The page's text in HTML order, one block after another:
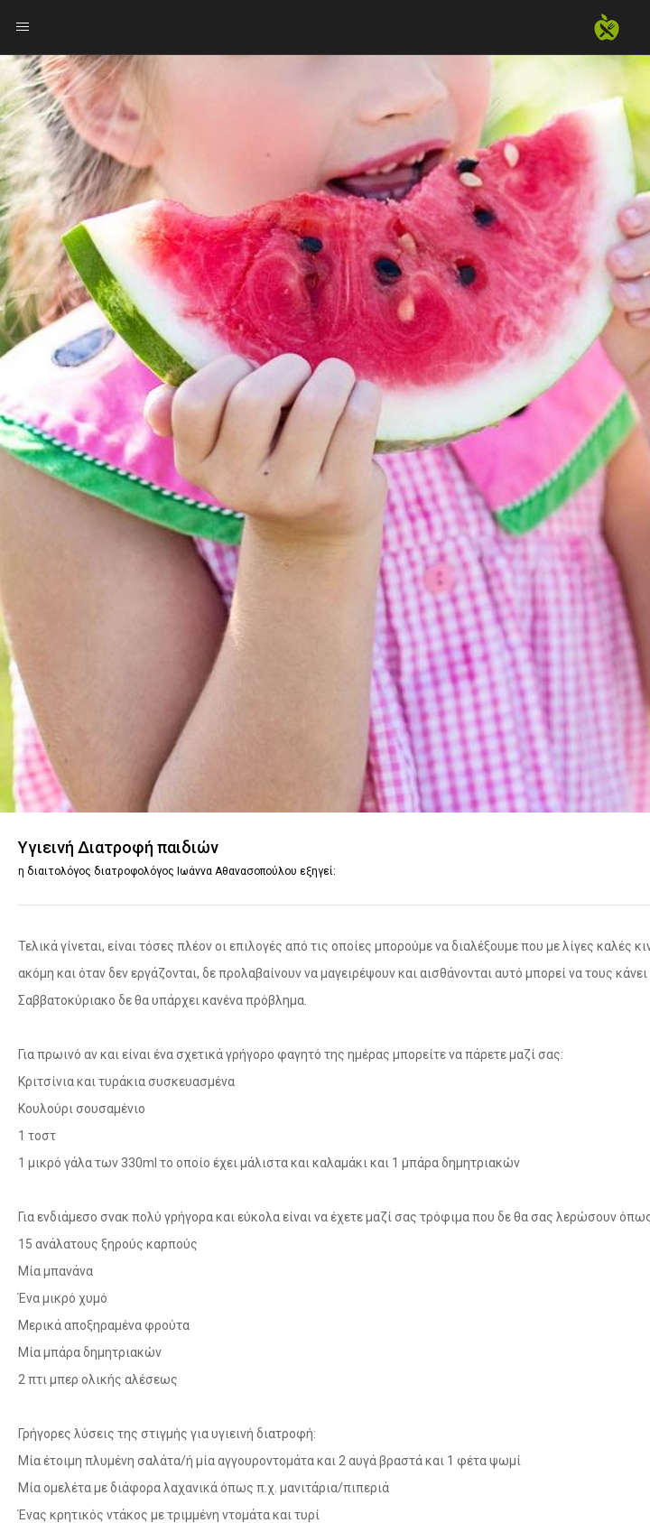
ΑΡΧΙΚΗ
ΒΙΟΓΡΑΦΙΚΟ
ΥΠΗΡΕΣΙΕΣ - ΚΟΣΤΟΣ
ΔΙΑΙΤΕΣ
ΕΠΙΚΟΙΝΩΝΙΑ ΓΛΥΦΑΔΑ ΑΘΗΝΑ
ΔΙΑΙΤΑ ΜΕΣΩ ΙΝΤΕΡΝΕΤ - ΔΙΑΙΤΑ ONLINE
ENGLISH
Κλείστε το μενού πλοήγησης
Υγιεινή Διατροφή παιδιών
η διαιτολόγος διατροφολόγος Ιωάννα Αθανασοπούλου εξηγεί:
Τελικά γίνεται, είναι τόσες πλέον οι επιλογές από τις οποίες μπορούμε να διαλέξουμε που με λίγες
ακόμη και όταν δεν εργάζονται, δε προλαβαίνουν να μαγειρέψουν και αισθάνονται αυτό μπορεί να τους
Σαββατοκύριακο δε θα υπάρχει κανένα πρόβλημα.
Για πρωινό αν και είναι ένα σχετικά γρήγορο φαγητό της ημέρας μπορείτε να πάρετε μαζί σας:
Κριτσίνια και τυράκια συσκευασμένα
Κουλούρι σουσαμένιο
1 τοστ
1 μικρό γάλα των 330ml το οποίο έχει μάλιστα και καλαμάκι και 1 μπάρα δημητριακών
Για ενδιάμεσο σνακ πολύ γρήγορα και εύκολα είναι να έχετε μαζί σας τρόφιμα που δε θα σας λερώσουν
15 ανάλατους ξηρούς καρπούς
Μία μπανάνα
Ένα μικρό χυμό
Μερικά αποξηραμένα φρούτα
Μία μπάρα δημητριακών
2 πτι μπερ ολικής αλέσεως
Γρήγορες λύσεις της στιγμής για υγιεινή διατροφή:
Μία έτοιμη πλυμένη σαλάτα/ή μία αγγουροντομάτα και 2 αυγά βραστά και 1 φέτα ψωμί
Μία ομελέτα με διάφορα λαχανικά όπως π.χ. μανιτάρια/πιπεριά
Ένας κρητικός ντάκος με τριμμένη ντομάτα και τυρί